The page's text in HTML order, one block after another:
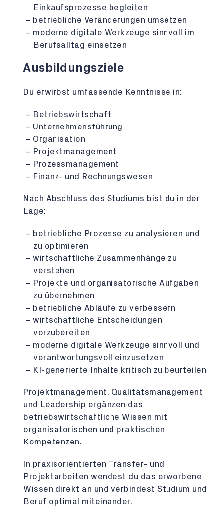
Einkaufsprozesse begleiten
betriebliche Veränderungen umsetzen
moderne digitale Werkzeuge sinnvoll im
Berufsalltag einsetzen
Ausbildungsziele
Du erwirbst umfassende Kenntnisse in:
Betriebswirtschaft
Unternehmensführung
Organisation
Projektmanagement
Prozessmanagement
Finanz- und Rechnungswesen
Nach Abschluss des Studiums bist du in der
Lage:
betriebliche Prozesse zu analysieren und
zu optimieren
wirtschaftliche Zusammenhänge zu
verstehen
Projekte und organisatorische Aufgaben
zu übernehmen
betriebliche Abläufe zu verbessern
wirtschaftliche Entscheidungen
vorzubereiten
moderne digitale Werkzeuge sinnvoll und
verantwortungsvoll einzusetzen
KI-generierte Inhalte kritisch zu beurteilen
Projektmanagement, Qualitätsmanagement
und Leadership ergänzen das
betriebswirtschaftliche Wissen mit
organisatorischen und praktischen
Kompetenzen.
In praxisorientierten Transfer- und
Projektarbeiten wendest du das erworbene
Wissen direkt an und verbindest Studium und
Beruf optimal miteinander.